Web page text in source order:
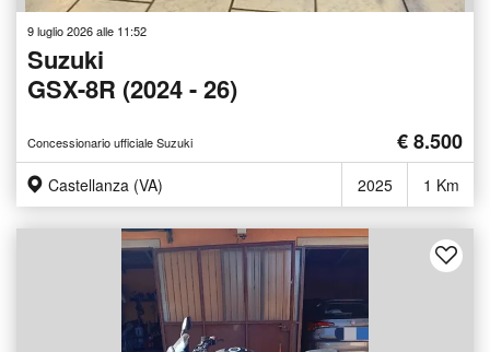
9 luglio 2026 alle 11:52
Suzuki
GSX-8R (2024 - 26)
Concessionario ufficiale Suzuki € 8.500
Castellanza (VA) 2025 1 Km